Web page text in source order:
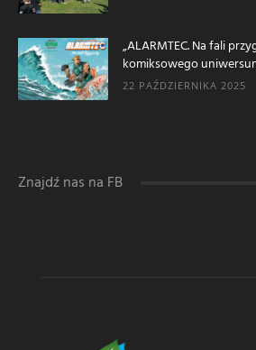
„ALARMTEC. Na fali
komiksowego
22 PAŹDZIERNIKA 2025
Znajdź nas na FB